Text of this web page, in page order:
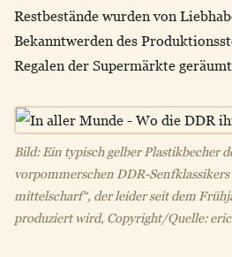
Restbestände wurden von
Bekanntwerden des
Regalen der Supermärkte
Bild: Ein typisch gelber Plastikbecher
vorpommerschen DDR-Senfklassikers
mittelscharf“, der leider seit dem
produziert wird, Copyright/Quelle: